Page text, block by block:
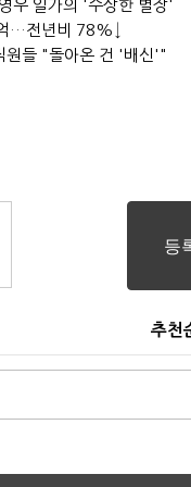
우 일가의 '수상한 별장'
…전년비 78%↓
들 "돌아온 건 '배신'"
추천